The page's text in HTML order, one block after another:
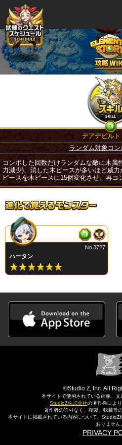
デアデビルト
ランダム対象コ
コンボした回数だけランダムな敵に木属
力減少)、消した木ピースが多いほど威
ピースを木ピースに15個変化させ、再コ
ハータン
No.3727
©Studio Z, Inc. All
本サイトで使用されている画像、
StudioZ株式会社の著作権によ
著作者の許可なく、複製、転載等
本サイトに掲載されている内容について、StudioZ
おりません
PRIVACY